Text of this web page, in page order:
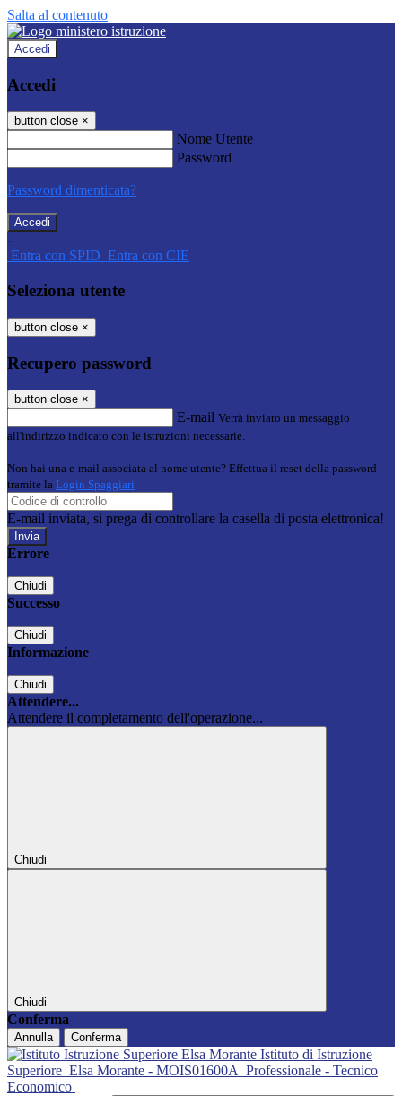
Salta al contenuto
Accedi
Accedi
button close ×
Nome Utente
Password
Password dimenticata?
-
Entra con SPID Entra con CIE
Seleziona utente
button close ×
Recupero password
button close ×
E-mail Verrà inviato un messaggio
all'indirizzo indicato con le istruzioni necessarie.
Non hai una e-mail associata al nome utente? Effettua il reset della password
tramite la Login Spaggiari
E-mail inviata, si prega di controllare la casella di posta elettronica!
Errore
Chiudi
Successo
Chiudi
Informazione
Chiudi
Attendere...
Attendere il completamento dell'operazione...
Chiudi
Chiudi
Conferma
Annulla Conferma
Istituto di Istruzione
Superiore Elsa Morante - MOIS01600A Professionale - Tecnico
Economico